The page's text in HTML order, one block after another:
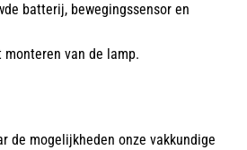
batterij, bewegingssensor en
van de lamp.
de mogelijkheden onze vakkundige